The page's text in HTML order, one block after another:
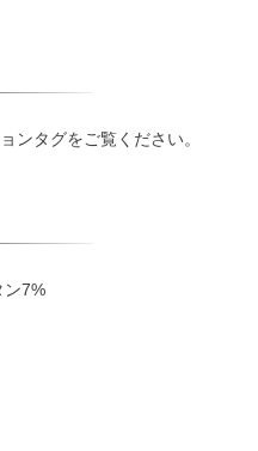
ンタグをご覧ください。
ン7%